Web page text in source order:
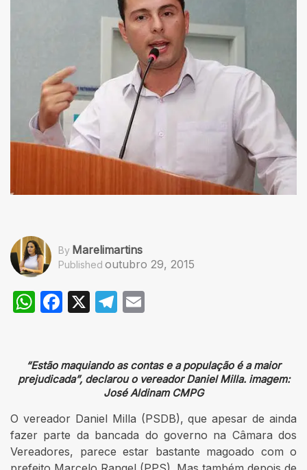
By Marelimartins
Published outubro 29, 2015
WhatsApp
Facebook
X Telegram
“Estão maquiando as contas e a população é a maior
prejudicada”, declarou o vereador Daniel Milla. imagem:
José Aldinam CMPG
O vereador Daniel Milla (PSDB), que apesar de ainda
fazer parte da bancada do governo na Câmara dos
Vereadores, parece estar bastante magoado com o